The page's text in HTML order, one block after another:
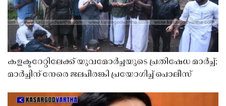
കളക്ടറേറ്റിലേക്ക് യുവമോർച്ചയുടെ പ്രതിഷേധ മാർച്ച്;
മാർച്ചിന് നേരെ ജലപീരങ്കി പ്രയോഗിച്ച് പൊലീസ്